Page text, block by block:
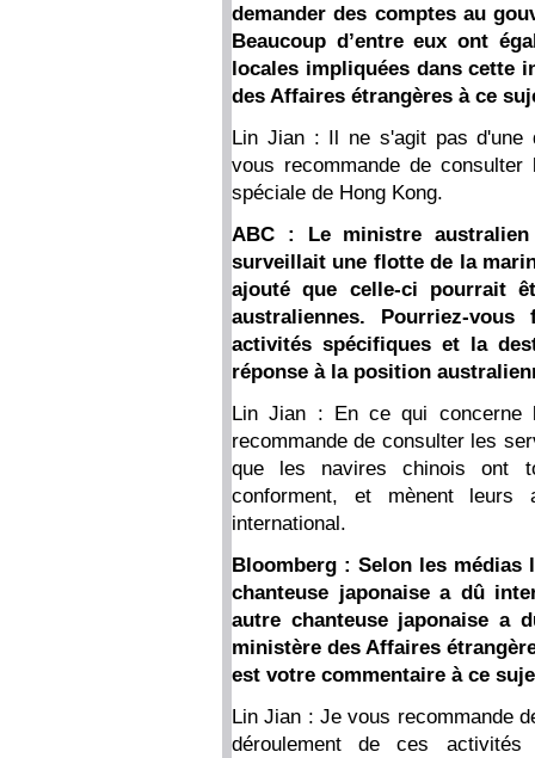
demander des comptes au
Beaucoup d’entre eux ont
locales impliquées dans cette
des Affaires étrangères à ce
Lin Jian : Il ne s'agit pas d'une
vous recommande de
spéciale de Hong Kong.
ABC : Le ministre
surveillait une flotte de la
ajouté que celle-ci pourrait
australiennes. Pourriez-
activités spécifiques et la
réponse à la position
Lin Jian : En ce qui concerne
recommande de consulter les
que les navires chinois ont
conforment, et mènent leurs
international.
Bloomberg : Selon les médias
chanteuse japonaise a dû
autre chanteuse japonaise a
ministère des Affaires
est votre commentaire à ce
Lin Jian : Je vous recommande
déroulement de ces